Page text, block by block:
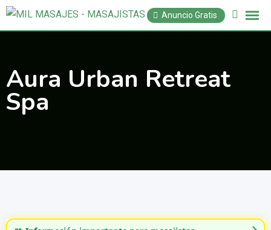
Saltar
Anuncio Gratis
Aura Urban Retreat
Spa